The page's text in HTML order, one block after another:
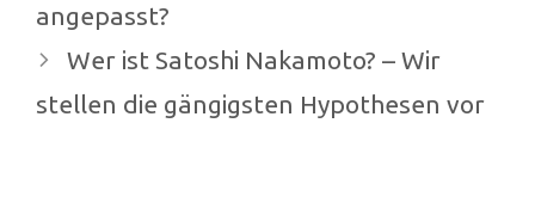
angepasst?
Wer ist Satoshi Nakamoto? – Wir
stellen die gängigsten Hypothesen vor